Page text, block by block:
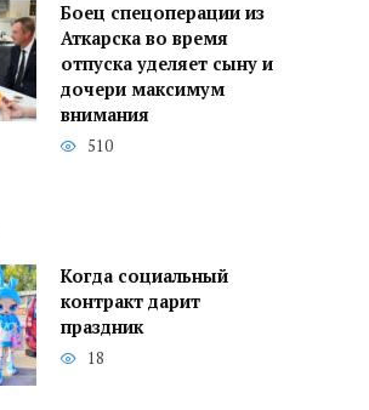
Боец спецоперации из
Аткарска во время
отпуска уделяет сыну и
дочери максимум
внимания
510
Когда социальный
контракт дарит
праздник
18